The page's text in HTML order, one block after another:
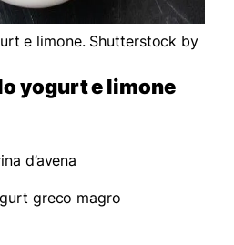
e limone. Shutterstock by
yogurt e limone
d’avena
greco magro